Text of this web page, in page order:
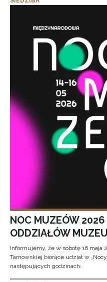
NOC MUZEÓW
ODDZIAŁÓW
Informujemy, że w sobotę 16
Tarnowskiej biorące udział w
następujących godzinach: